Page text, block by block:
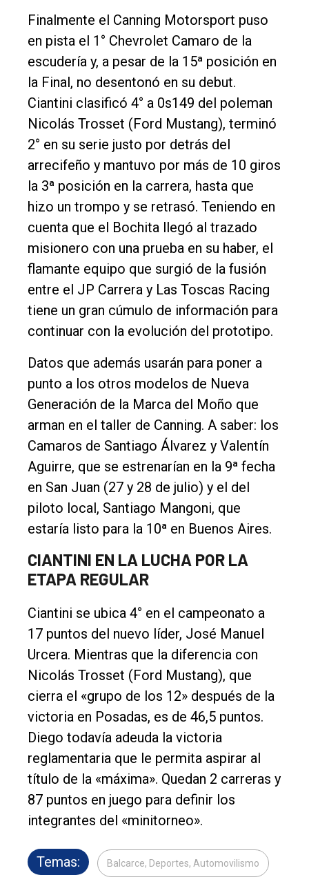
Finalmente el Canning Motorsport puso
en pista el 1° Chevrolet Camaro de la
escudería y, a pesar de la 15ª posición en
la Final, no desentonó en su debut.
Ciantini clasificó 4° a 0s149 del poleman
Nicolás Trosset (Ford Mustang), terminó
2° en su serie justo por detrás del
arrecifeño y mantuvo por más de 10 giros
la 3ª posición en la carrera, hasta que
hizo un trompo y se retrasó. Teniendo en
cuenta que el Bochita llegó al trazado
misionero con una prueba en su haber, el
flamante equipo que surgió de la fusión
entre el JP Carrera y Las Toscas Racing
tiene un gran cúmulo de información para
continuar con la evolución del prototipo.
Datos que además usarán para poner a
punto a los otros modelos de Nueva
Generación de la Marca del Moño que
arman en el taller de Canning. A saber: los
Camaros de Santiago Álvarez y Valentín
Aguirre, que se estrenarían en la 9ª fecha
en San Juan (27 y 28 de julio) y el del
piloto local, Santiago Mangoni, que
estaría listo para la 10ª en Buenos Aires.
CIANTINI EN LA LUCHA POR LA
ETAPA REGULAR
Ciantini se ubica 4° en el campeonato a
17 puntos del nuevo líder, José Manuel
Urcera. Mientras que la diferencia con
Nicolás Trosset (Ford Mustang), que
cierra el «grupo de los 12» después de la
victoria en Posadas, es de 46,5 puntos.
Diego todavía adeuda la victoria
reglamentaria que le permita aspirar al
título de la «máxima». Quedan 2 carreras y
87 puntos en juego para definir los
integrantes del «minitorneo».
Temas: Balcarce, Deportes, Automovilismo